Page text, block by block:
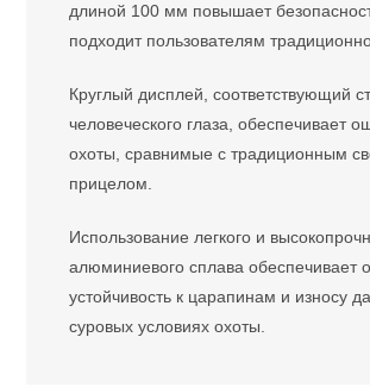
длиной 100 мм повышает
подходит пользователям
Круглый дисплей, соответствующий
человеческого глаза, обеспечивает
охоты, сравнимые с традиционным
прицелом.
Использование легкого и
алюминиевого сплава обеспечивает
устойчивость к царапинам и износу
суровых условиях охоты.